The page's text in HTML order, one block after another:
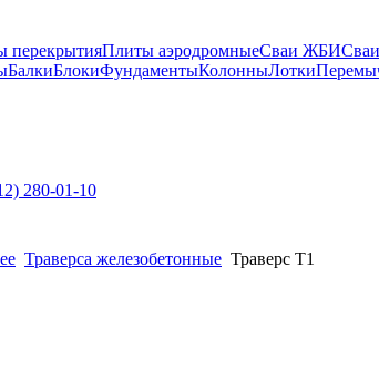
перекрытияПлиты аэродромныеСваи ЖБИ
БалкиБлокиФундаментыКолонныЛотки
280-01-10
Траверса железобетонные Траверс Т1